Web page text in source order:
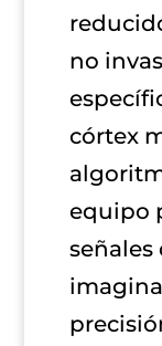
no
córtex
equipo